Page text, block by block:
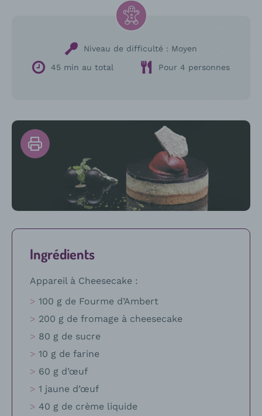
Niveau de difficulté : Moyen
45 min au total
Pour 4 personnes
Imprimer
recette
Ingrédients
Appareil à Cheesecake :
100 g de Fourme d’Ambert
200 g de fromage à cheesecake
80 g de sucre
10 g de farine
60 g d’œuf
1 jaune d’œuf
40 g de crème liquide